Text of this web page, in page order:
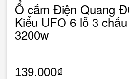
Ổ cắm Điện Quang
Kiểu UFO 6 lỗ 3
3200w
139.000₫